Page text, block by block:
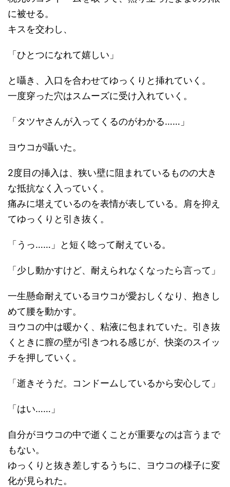
に被せる。
キスを交わし、
「ひとつになれて嬉しい」
と囁き、入口を合わせてゆっくりと挿れていく。
一度穿った穴はスムーズに受け入れていく。
「タツヤさんが入ってくるのがわかる……」
ヨウコが囁いた。
2度目の挿入は、狭い壁に阻まれているものの大き
な抵抗なく入っていく。
痛みに堪えているのを表情が表している。肩を抑え
てゆっくりと引き抜く。
「うっ……」と短く唸って耐えている。
「少し動かすけど、耐えられなくなったら言って」
一生懸命耐えているヨウコが愛おしくなり、抱きし
めて腰を動かす。
ヨウコの中は暖かく、粘液に包まれていた。引き抜
くときに膣の壁が引きつれる感じが、快楽のスイッ
チを押していく。
「逝きそうだ。コンドームしているから安心して」
「はい……」
自分がヨウコの中で逝くことが重要なのは言うまで
もない。
ゆっくりと抜き差しするうちに、ヨウコの様子に変
化が見られた。